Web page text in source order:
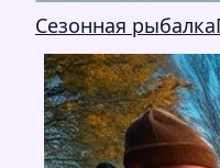
Сезонная рыбалка